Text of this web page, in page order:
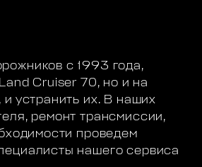
с 1993 года,
Cruiser 70, но и на
устранить их. В наших
ремонт трансмиссии,
проведем
нашего сервиса